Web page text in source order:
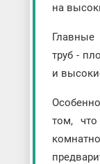
на
Главные
труб -
и
том, что